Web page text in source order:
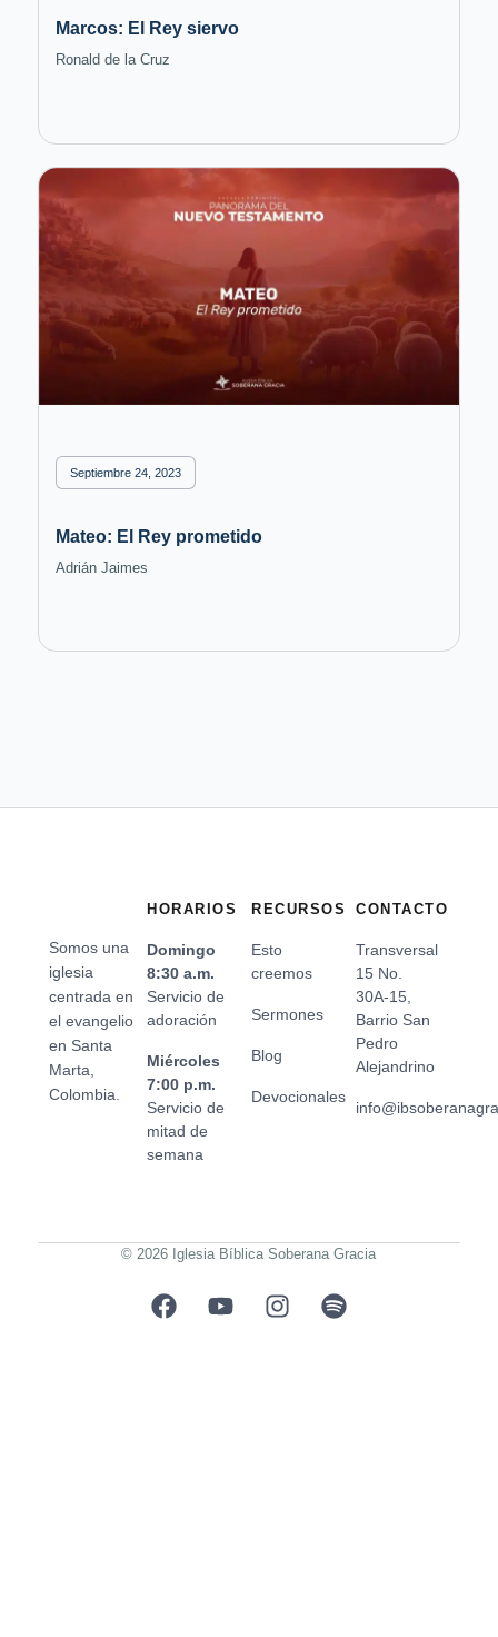
Marcos: El Rey siervo
Ronald de la Cruz
Septiembre 24, 2023
Mateo: El Rey prometido
Adrián Jaimes
Somos una
iglesia
centrada en
el evangelio
en Santa
Marta,
Colombia.
HORARIOS
Domingo
8:30 a.m.
Servicio de
adoración
Miércoles
7:00 p.m.
Servicio de
mitad de
semana
RECURSOS
Esto
creemos
Sermones
Blog
Devocionales
CONTACTO
Transversal
15 No.
30A-15,
Barrio San
Pedro
Alejandrino
© 2026 Iglesia Bíblica Soberana Gracia